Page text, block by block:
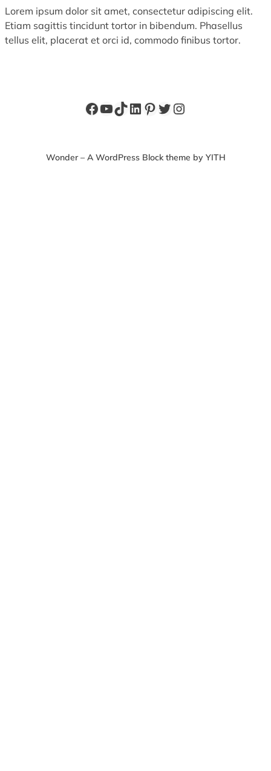
Lorem ipsum dolor sit amet, consectetur adipiscing elit.
Etiam sagittis tincidunt tortor in bibendum. Phasellus
tellus elit, placerat et orci id, commodo finibus tortor.
Facebook
YouTube
TikTok
LinkedIn
Pinterest
X Instagram
Wonder – A WordPress Block theme by YITH